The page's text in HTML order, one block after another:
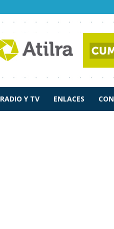
RADIO Y TV ENLACES